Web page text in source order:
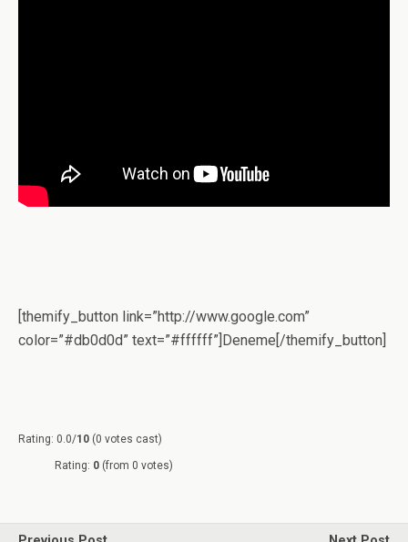
[themify_button link=”http://www.google.com”
color=”#db0d0d” text=”#ffffff”]Deneme[/themify_button]
Rating: 0.0/10 (0 votes cast)
Rating: 0 (from 0 votes)